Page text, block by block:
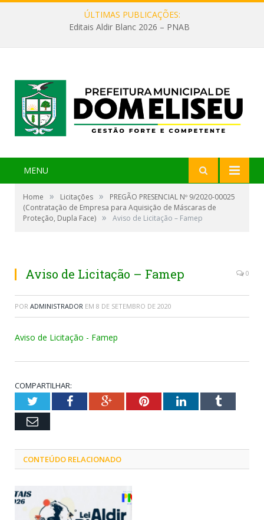
ÚLTIMAS PUBLICAÇÕES:
Editais Aldir Blanc 2026 – PNAB
MENU
Home » Licitações »
PREGÃO PRESENCIAL Nº 9/2020-00025
(Contratação de Empresa para Aquisição de Máscaras de
Proteção, Dupla Face) » Aviso de Licitação – Famep
Aviso de Licitação – Famep 0
POR ADMINISTRADOR EM 8 DE SETEMBRO DE 2020
Aviso de Licitação - Famep
COMPARTILHAR:
TwitterFacebookGoogle+PinterestLinkedInTumblr
Email
CONTEÚDO RELACIONADO